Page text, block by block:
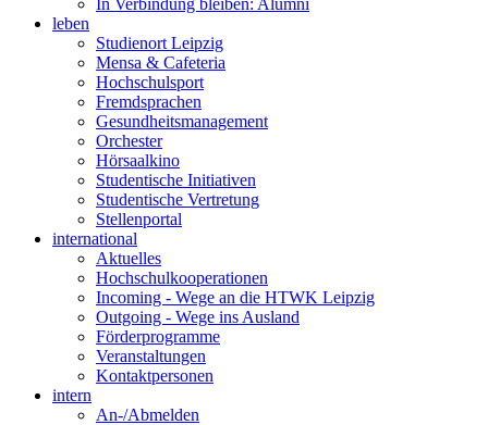
In Verbindung bleiben: Alumni
leben
Studienort Leipzig
Mensa & Cafeteria
Hochschulsport
Fremdsprachen
Gesundheitsmanagement
Orchester
Hörsaalkino
Studentische Initiativen
Studentische Vertretung
Stellenportal
international
Aktuelles
Hochschulkooperationen
Incoming - Wege an die HTWK Leipzig
Outgoing - Wege ins Ausland
Förderprogramme
Veranstaltungen
Kontaktpersonen
intern
An-/Abmelden